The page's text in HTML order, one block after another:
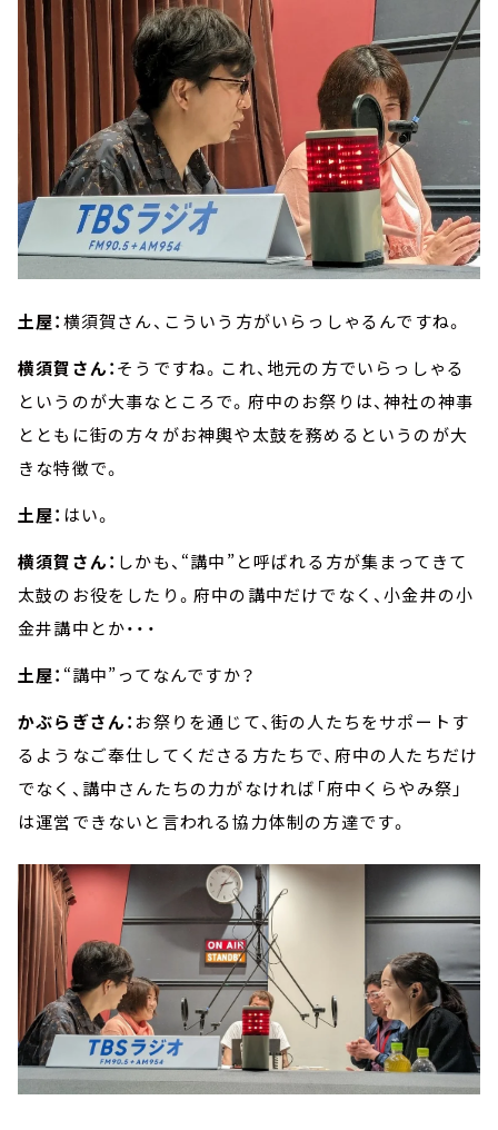
土屋：横須賀さん、こういう方がいらっしゃるんですね。
横須賀さん：そうですね。これ、地元の方でいらっしゃる
というのが大事なところで。府中のお祭りは、神社の神事
とともに街の方々がお神輿や太鼓を務めるというのが大
きな特徴で。
土屋： はい。
横須賀さん： しかも、“講中”と呼ばれる方が集まってきて
太鼓のお役をしたり。府中の講中だけでなく、小金井の小
金井講中とか・・・
土屋： “講中”ってなんですか？
かぶらぎさん： お祭りを通じて、街の人たちをサポートす
るようなご奉仕してくださる方たちで、府中の人たちだけ
でなく、講中さんたちの力がなければ「府中くらやみ祭」
は運営できないと言われる協力体制の方達です。